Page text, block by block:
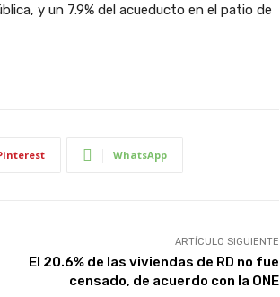
y un 7.9% del acueducto en el patio de
WhatsApp
ARTÍCULO SIGUIENTE
El 20.6% de las viviendas de RD no fue
censado, de acuerdo con la ONE